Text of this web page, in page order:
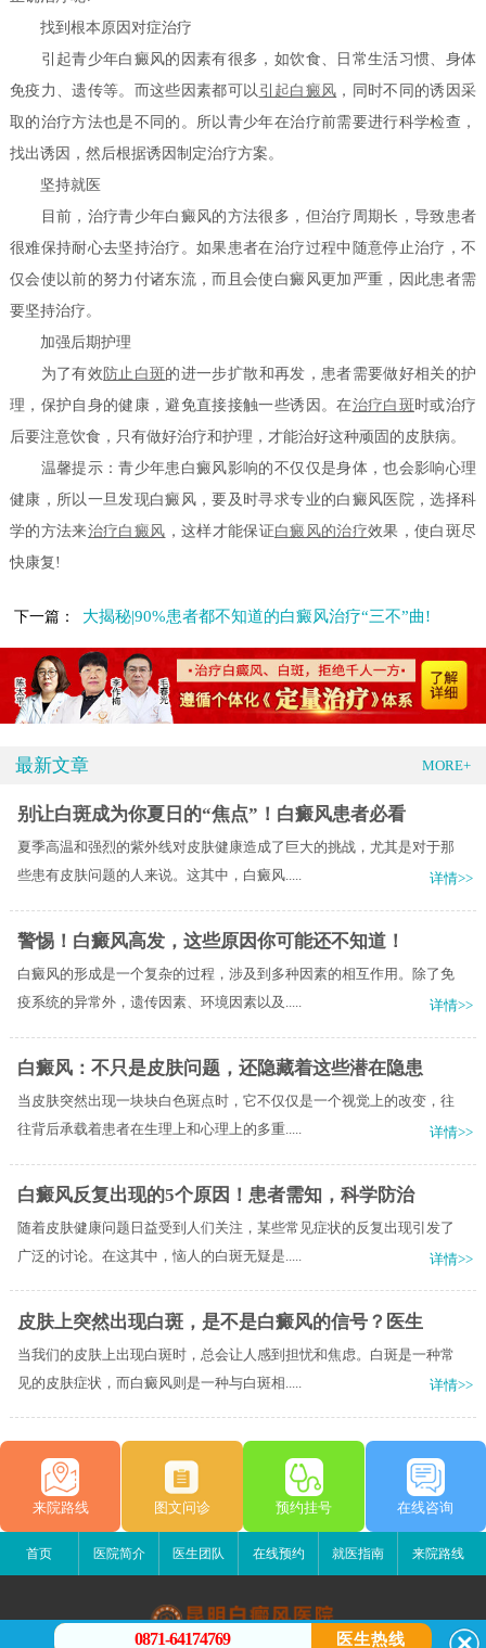
找到根本原因对症治疗
引起青少年白癜风的因素有很多，如饮食、日常生活习惯、身体
免疫力、遗传等。而这些因素都可以 引起白癜风 ，同时不同的诱因采
取的治疗方法也是不同的。所以青少年在治疗前需要进行科学检查，
找出诱因，然后根据诱因制定治疗方案。
坚持就医
目前，治疗青少年白癜风的方法很多，但治疗周期长，导致患者
很难保持耐心去坚持治疗。如果患者在治疗过程中随意停止治疗，不
仅会使以前的努力付诸东流，而且会使白癜风更加严重，因此患者需
要坚持治疗。
加强后期护理
为了有效 防止白斑的进一步扩散和再发，患者需要做好相关的护
理，保护自身的健康，避免直接接触一些诱因。在治疗白斑时或治疗
后要注意饮食，只有做好治疗和护理，才能治好这种顽固的皮肤病。
温馨提示：青少年患白癜风影响的不仅仅是身体，也会影响心理
健康，所以一旦发现白癜风，要及时寻求专业的白癜风医院，选择科
学的方法来治疗白癜风 ，这样才能保证白癜风的治疗效果，使白斑尽
快康复!
下一篇： 大揭秘|90%患者都不知道的白癜风治疗“三不”曲!
最新文章 MORE+
别让白斑成为你夏日的“焦点”！白癜风患者必看
夏季高温和强烈的紫外线对皮肤健康造成了巨大的挑战，尤其是对于那
些患有皮肤问题的人来说。这其中，白癜风.....
详情>>
警惕！白癜风高发，这些原因你可能还不知道！
白癜风的形成是一个复杂的过程，涉及到多种因素的相互作用。除了免
疫系统的异常外，遗传因素、环境因素以及.....
详情>>
白癜风：不只是皮肤问题，还隐藏着这些潜在隐患
当皮肤突然出现一块块白色斑点时，它不仅仅是一个视觉上的改变，往
往背后承载着患者在生理上和心理上的多重.....
详情>>
白癜风反复出现的5个原因！患者需知，科学防治
随着皮肤健康问题日益受到人们关注，某些常见症状的反复出现引发了
广泛的讨论。在这其中，恼人的白斑无疑是.....
详情>>
皮肤上突然出现白斑，是不是白癜风的信号？医生
当我们的皮肤上出现白斑时，总会让人感到担忧和焦虑。白斑是一种常
见的皮肤症状，而白癜风则是一种与白斑相.....
详情>>
来院路线 图文问诊 预约挂号 在线咨询
首页 医院简介 医生团队 在线预约 就医指南 来院路线
0871-64174769 医生热线